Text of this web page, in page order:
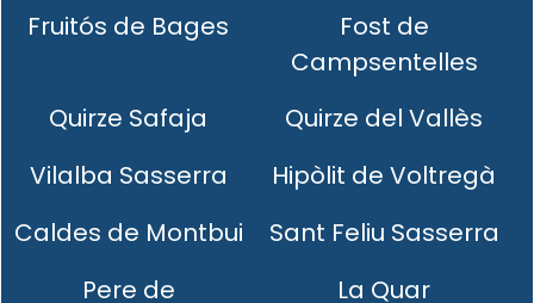
Fruitós de Bages
Fost de
Campsentelles
Quirze Safaja
Quirze del Vallès
Vilalba Sasserra
Hipòlit de Voltregà
Caldes de Montbui
Sant Feliu Sasserra
Pere de
La Quar